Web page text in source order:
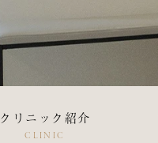
クリニック紹介
CLINIC